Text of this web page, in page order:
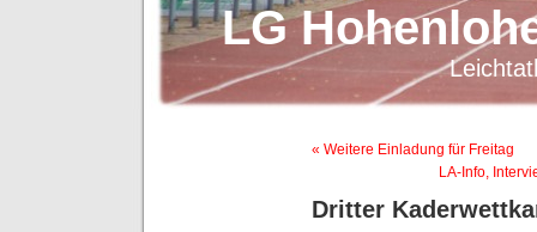
LG
« Weitere Einladung für Freitag
LA-Info,
Dritter